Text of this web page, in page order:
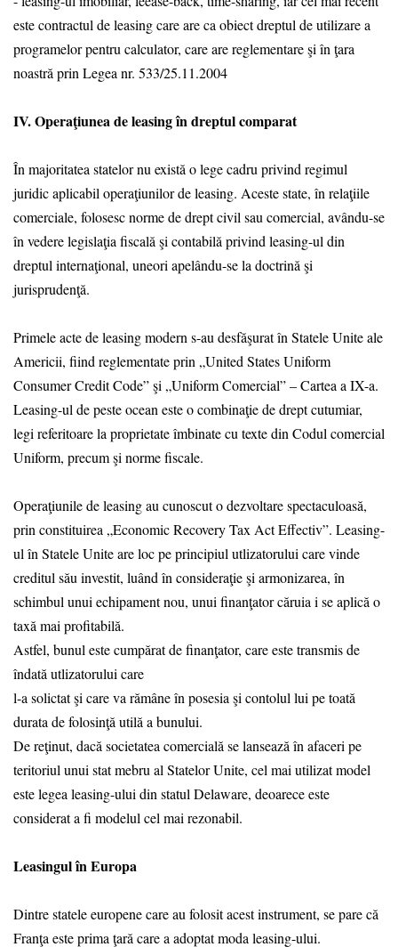
este contractul de leasing care are ca obiect dreptul de utilizare a
programelor pentru calculator, care are reglementare şi în ţara
noastră prin Legea nr. 533/25.11.2004
IV. Operaţiunea de leasing în dreptul comparat
În majoritatea statelor nu există o lege cadru privind regimul
juridic aplicabil operaţiunilor de leasing. Aceste state, în relaţiile
comerciale, folosesc norme de drept civil sau comercial, avându-se
în vedere legislaţia fiscală şi contabilă privind leasing-ul din
dreptul internaţional, uneori apelându-se la doctrină şi
jurisprudenţă.
Primele acte de leasing modern s-au desfăşurat în Statele Unite ale
Americii, fiind reglementate prin „United States Uniform
Consumer Credit Code” şi „Uniform Comercial” – Cartea a IX-a.
Leasing-ul de peste ocean este o combinaţie de drept cutumiar,
legi referitoare la proprietate îmbinate cu texte din Codul comercial
Uniform, precum şi norme fiscale.
Operaţiunile de leasing au cunoscut o dezvoltare spectaculoasă,
prin constituirea „Economic Recovery Tax Act Effectiv”. Leasing-
ul în Statele Unite are loc pe principiul utlizatorului care vinde
creditul său investit, luând în consideraţie şi armonizarea, în
schimbul unui echipament nou, unui finanţator căruia i se aplică o
taxă mai profitabilă.
Astfel, bunul este cumpărat de finanţator, care este transmis de
îndată utlizatorului care
l-a solictat şi care va rămâne în posesia şi contolul lui pe toată
durata de folosinţă utilă a bunului.
De reţinut, dacă societatea comercială se lansează în afaceri pe
teritoriul unui stat mebru al Statelor Unite, cel mai utilizat model
este legea leasing-ului din statul Delaware, deoarece este
considerat a fi modelul cel mai rezonabil.
Leasingul în Europa
Dintre statele europene care au folosit acest instrument, se pare că
Franţa este prima ţară care a adoptat moda leasing-ului.